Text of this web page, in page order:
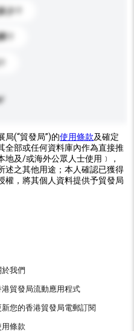
少？
？
局(“貿發局”)的使用條款及確定
全部或任何資料庫內作為直接推
地及/或海外公眾人士使用﹞，
述之其他用途；本人確認已獲得
權，將其個人資料提供予貿發局
於我們
港貿發局流動應用程式
新您的香港貿發局電郵訂閱
用條款